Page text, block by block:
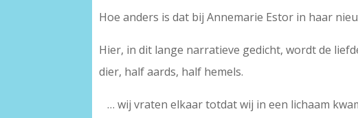
Hoe anders is dat bij Annemarie Estor in haar
Hier, in dit lange narratieve gedicht, wordt de
dier, half aards, half hemels.
… wij vraten elkaar totdat wij in een lichaam